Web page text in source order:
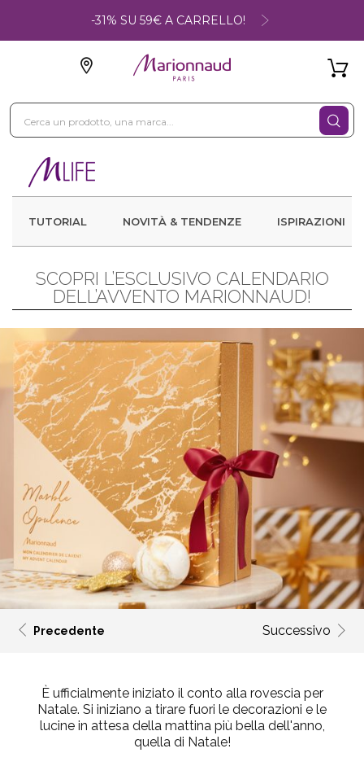
-31% SU 59€ A CARRELLO!
TUTORIAL NOVITÀ & TENDENZE ISPIRAZIONI
SCOPRI L’ESCLUSIVO CALENDARIO
DELL’AVVENTO MARIONNAUD!
Precedente Successivo
È ufficialmente iniziato il conto alla rovescia per
Natale. Si iniziano a tirare fuori le decorazioni e le
lucine in attesa della mattina più bella dell'anno,
quella di Natale!